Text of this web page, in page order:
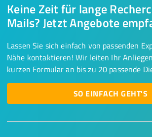
Keine Zeit für lange
Mails? Jetzt Angebote
Lassen Sie sich einfach von passenden
Nähe kontaktieren! Wir leiten Ihr
kurzen Formular an bis zu 20 passende
SO EINFACH GEHT'S